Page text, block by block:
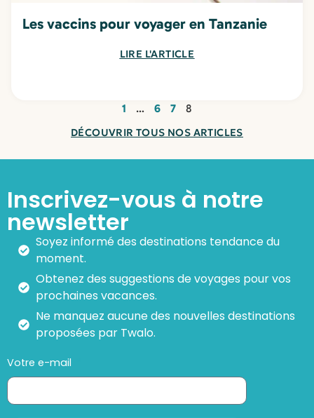
Les vaccins pour voyager en Tanzanie
LIRE L'ARTICLE
1 … 6 7 8
DÉCOUVRIR TOUS NOS ARTICLES
Inscrivez-vous à notre
newsletter
Soyez informé des destinations tendance du
moment.
Obtenez des suggestions de voyages pour vos
prochaines vacances.
Ne manquez aucune des nouvelles destinations
proposées par Twalo.
Votre e-mail